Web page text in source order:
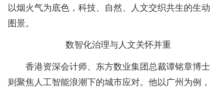
以烟火气为底色，科技、自然、人文交织共生的生动
图景。
数智化治理与人文关怀并重
香港资深会计师、东方数业集团总裁谭铭章博士
则聚焦人工智能浪潮下的城市应对。他以广州为例，